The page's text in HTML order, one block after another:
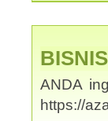
ANDA
https://